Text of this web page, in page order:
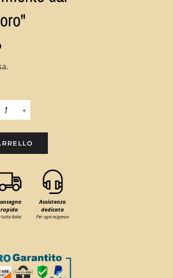
+
rapida
tutta Italia
Assistenza
dedicata
Per ogni esigenza